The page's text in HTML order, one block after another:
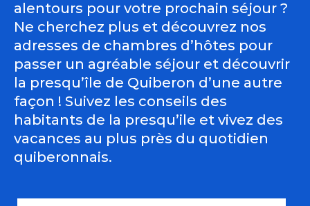
alentours pour votre prochain séjour ?
Ne cherchez plus et découvrez nos
adresses de chambres d’hôtes pour
passer un agréable séjour et découvrir
la presqu’île de Quiberon d’une autre
façon ! Suivez les conseils des
habitants de la presqu’ile et vivez des
vacances au plus près du quotidien
quiberonnais.